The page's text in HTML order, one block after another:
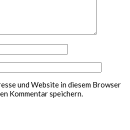
und Website in diesem Browser
Kommentar speichern.